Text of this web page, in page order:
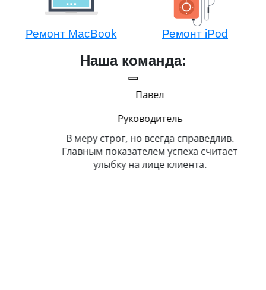
Ремонт MacBook Ремонт iPod
Наша команда:
Павел
Руководитель
В меру строг, но всегда справедлив.
Главным показателем успеха считает
улыбку на лице клиента.